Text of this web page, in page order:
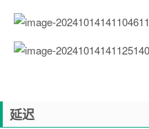
延迟